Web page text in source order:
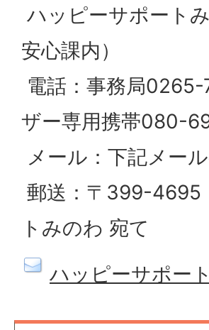
ハッピーサポート
安心課内）
電話：事務局
ザー専用携帯080-
メール：下記メー
郵送：〒399-4695
トみのわ 宛て
ハッピーサポー